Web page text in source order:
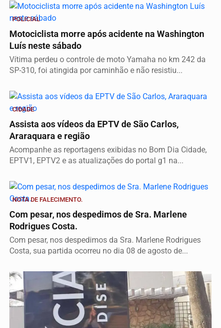
POLICIAL
Motociclista morre após acidente na Washington
Luís neste sábado
Vítima perdeu o controle de moto Yamaha no km 242 da
SP-310, foi atingida por caminhão e não resistiu...
CIDADE
Assista aos vídeos da EPTV de São Carlos,
Araraquara e região
Acompanhe as reportagens exibidas no Bom Dia Cidade,
EPTV1, EPTV2 e as atualizações do portal g1 na...
NOTA DE FALECIMENTO.
Com pesar, nos despedimos de Sra. Marlene
Rodrigues Costa.
Com pesar, nos despedimos da Sra. Marlene Rodrigues
Costa, sua partida ocorreu no dia 08 de agosto de...